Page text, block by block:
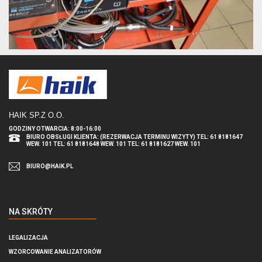
HAIK SP.Z O.O.
GODZINY OTWARCIA: 8:00-16:00
BIURO OBSŁUGI KLIENTA: (REZERWACJA TERMINU WIZYTY) TEL: 61 8181647
WEW. 101 TEL: 61 8181648 WEW. 101 TEL: 61 8181627 WEW. 101
BIURO@HAIK.PL
NA SKRÓTY
LEGALIZACJA
WZORCOWANIE ANALIZATORÓW